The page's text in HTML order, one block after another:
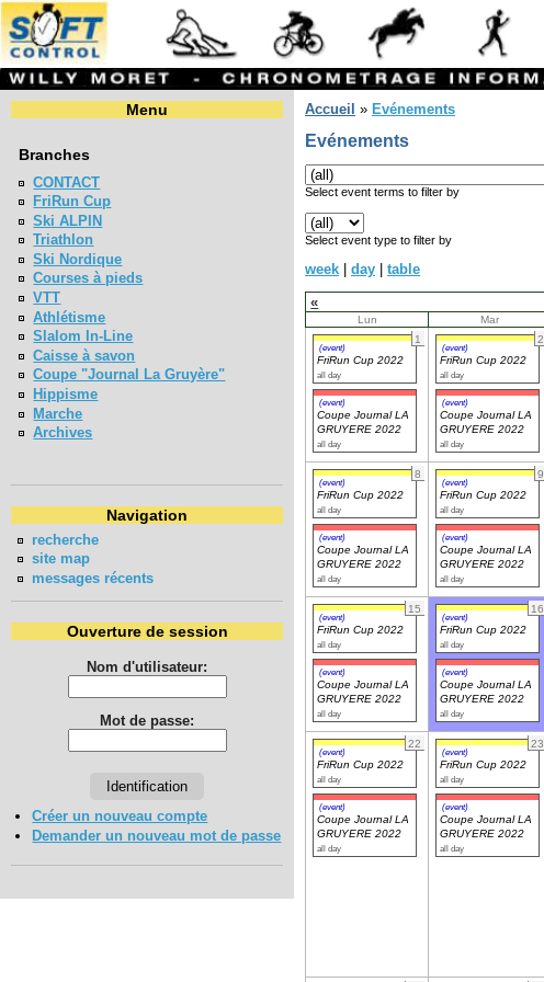
Menu
Branches
CONTACT
FriRun Cup
Ski ALPIN
Triathlon
Ski Nordique
Courses à pieds
VTT
Athlétisme
Slalom In-Line
Caisse à savon
Coupe "Journal La Gruyère"
Hippisme
Marche
Archives
Navigation
recherche
site map
messages récents
Ouverture de session
Nom d'utilisateur:
Mot de passe:
Créer un nouveau compte
Demander un nouveau mot de passe
Accueil » Evénements
Evénements
Select event terms to filter by
Select event type to filter by
week day
table
«
Lun Mar
1
(event)
FriRun Cup 2022
all day
(event)
Coupe Journal LA
GRUYERE 2022
all day
2
(event)
FriRun Cup 2022
all day
(event)
Coupe Journal LA
GRUYERE 2022
all day
8
(event)
FriRun Cup 2022
all day
(event)
Coupe Journal LA
GRUYERE 2022
all day
9
(event)
FriRun Cup 2022
all day
(event)
Coupe Journal LA
GRUYERE 2022
all day
15
(event)
FriRun Cup 2022
all day
(event)
Coupe Journal LA
GRUYERE 2022
all day
16
(event)
FriRun Cup 2022
all day
(event)
Coupe Journal LA
GRUYERE 2022
all day
22
(event)
FriRun Cup 2022
all day
(event)
Coupe Journal LA
GRUYERE 2022
all day
23
(event)
FriRun Cup 2022
all day
(event)
Coupe Journal LA
GRUYERE 2022
all day